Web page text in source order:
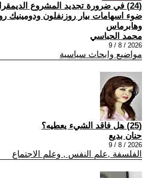
(24) في ضرورة تجديد المشروع
ضوء اسهامات بيار روزنفلون ودومينيك
وهابرماس
محمد الحباسي
2026 / 8 / 9
مواضيع وابحاث سياسية
(25) هل فاقد الشيء يعطيه؟
حنان بديع
2026 / 8 / 9
الفلسفة ,علم النفس , وعلم الاجتماع